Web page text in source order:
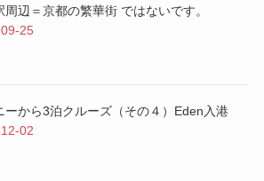
周辺＝京都の繁華街 ではないです。
25
ーから3泊クルーズ（その４）Eden入港
02